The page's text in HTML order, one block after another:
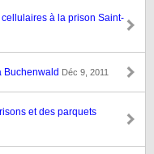
à la prison Saint-
Buchenwald Déc 9, 2011
et des parquets